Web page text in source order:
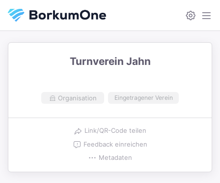
Turnverein Jahn
Organisation Eingetragener Verein
Link/QR-Code teilen
Feedback einreichen
Metadaten